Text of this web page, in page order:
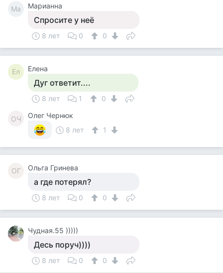
Ма Марианна
Спросите у неё
8 лет 0 0
Ел Елена
Дуг ответит....
8 лет 1 0
ОЧ
Олег Чернюк
8 лет
1
ОГ Ольга Гринева
а где потерял?
8 лет 0 0
Чудная.55 )))))
Десь поруч))))
8 лет 0 0